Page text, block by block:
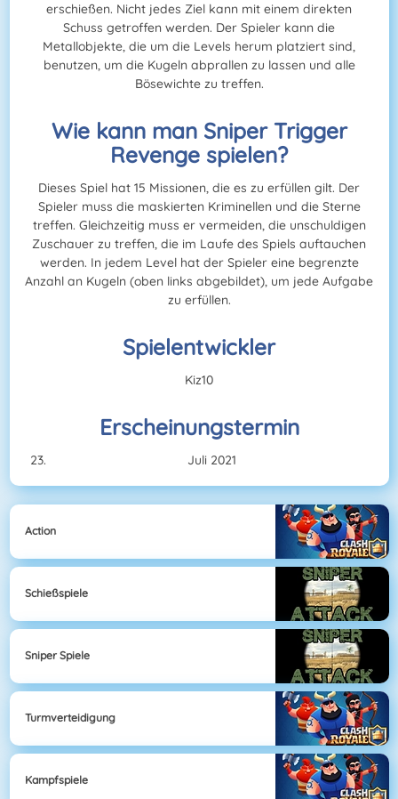
erschießen. Nicht jedes Ziel kann mit einem direkten
Schuss getroffen werden. Der Spieler kann die
Metallobjekte, die um die Levels herum platziert sind,
benutzen, um die Kugeln abprallen zu lassen und alle
Bösewichte zu treffen.
Wie kann man Sniper Trigger
Revenge spielen?
Dieses Spiel hat 15 Missionen, die es zu erfüllen gilt. Der
Spieler muss die maskierten Kriminellen und die Sterne
treffen. Gleichzeitig muss er vermeiden, die unschuldigen
Zuschauer zu treffen, die im Laufe des Spiels auftauchen
werden. In jedem Level hat der Spieler eine begrenzte
Anzahl an Kugeln (oben links abgebildet), um jede Aufgabe
zu erfüllen.
Spielentwickler
Kiz10
Erscheinungstermin
Juli 2021
Action
Schießspiele
Sniper Spiele
Turmverteidigung
Kampfspiele